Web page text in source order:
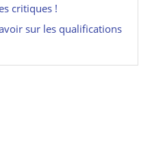
critiques !
sur les qualifications